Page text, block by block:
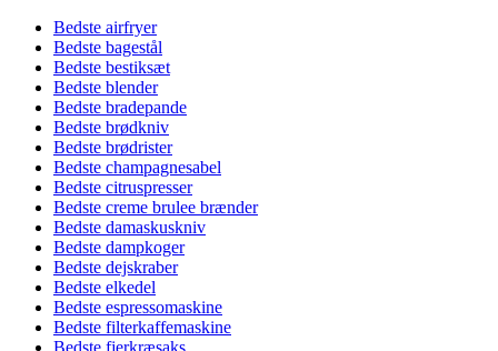
Bedste airfryer
Bedste bagestål
Bedste bestiksæt
Bedste blender
Bedste bradepande
Bedste brødkniv
Bedste brødrister
Bedste champagnesabel
Bedste citruspresser
Bedste creme brulee brænder
Bedste damaskuskniv
Bedste dampkoger
Bedste dejskraber
Bedste elkedel
Bedste espressomaskine
Bedste filterkaffemaskine
Bedste fjerkræsaks